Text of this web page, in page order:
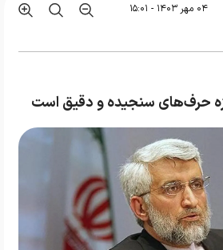
۰۴ مهر ۱۴۰۳ - ۱۵:۰۱
حرف‌های سنجیده و دقیق است